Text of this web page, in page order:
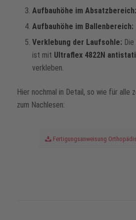
Aufbauhöhe im Absatzbereich:
Aufbauhöhe im Ballenbereich:
Verklebung der Laufsohle: Die
ist mit Ultraflex 4822N
verkleben.
Hier nochmal in Detail, so wie für alle
zum Nachlesen:
Fertigungsanweisung